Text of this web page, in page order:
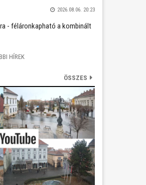
2026.08.06. 20:23
- féláronkapható a kombinált
HÍREK
ÖSSZES